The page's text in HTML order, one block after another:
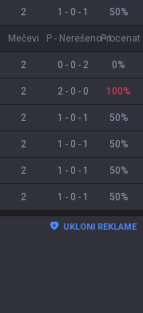
2 1 - 0 - 1 50%
Mečevi P - Nerešeno-I
Procenat
2 0 - 0 - 2 0%
2 2 - 0 - 0 100%
2 1 - 0 - 1 50%
2 1 - 0 - 1 50%
2 1 - 0 - 1 50%
2 1 - 0 - 1 50%
UKLONI REKLAME